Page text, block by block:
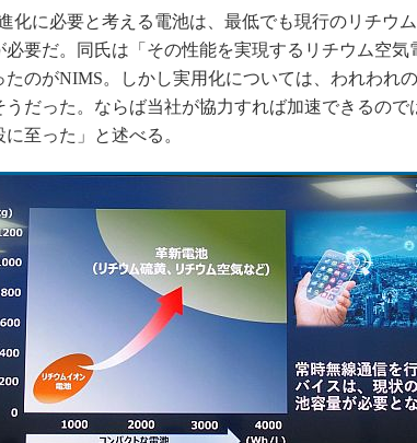
化に必要と考える電池は、最低でも現行のリチウ
必要だ。同氏は「その性能を実現するリチウム空気
たのがNIMS。しかし実用化については、われわれ
うだった。ならば当社が協力すれば加速できるので
至った」と述べる。